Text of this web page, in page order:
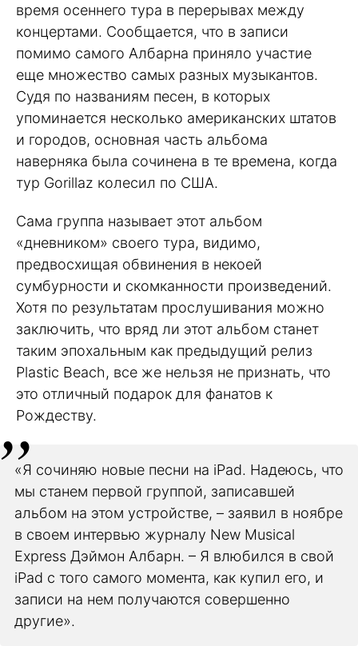
время осеннего тура в перерывах между
концертами. Сообщается, что в записи
помимо самого Албарна приняло участие
еще множество самых разных музыкантов.
Судя по названиям песен, в которых
упоминается несколько американских штатов
и городов, основная часть альбома
наверняка была сочинена в те времена, когда
тур Gorillaz колесил по США.
Сама группа называет этот альбом
«дневником» своего тура, видимо,
предвосхищая обвинения в некоей
сумбурности и скомканности произведений.
Хотя по результатам прослушивания можно
заключить, что вряд ли этот альбом станет
таким эпохальным как предыдущий релиз
Plastic Beach, все же нельзя не признать, что
это отличный подарок для фанатов к
Рождеству.
«Я сочиняю новые песни на iPad. Надеюсь, что
мы станем первой группой, записавшей
альбом на этом устройстве, – заявил в ноябре
в своем интервью журналу New Musical
Express Дэймон Албарн. – Я влюбился в свой
iPad с того самого момента, как купил его, и
записи на нем получаются совершенно
другие».